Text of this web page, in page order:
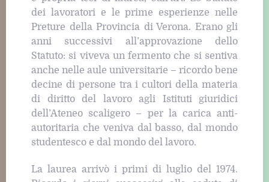
dei lavoratori e le prime esperienze nelle
Preture della Provincia di Verona. Erano gli
anni successivi all’approvazione dello
Statuto: si viveva un fermento che si sentiva
anche nelle aule universitarie – ricordo bene
decine di persone tra i cultori della materia
di diritto del lavoro agli Istituti giuridici
dell’Ateneo scaligero – per la carica anti-
autoritaria che veniva dal basso, dal mondo
studentesco e dal mondo del lavoro.
La laurea arrivò i primi di luglio del 1974.